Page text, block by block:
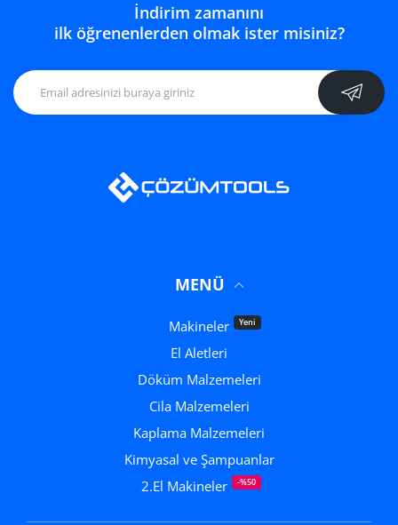
İndirim zamanını
ilk öğrenenlerden olmak ister misiniz?
MENÜ
Makineler Yeni
El Aletleri
Döküm Malzemeleri
Cila Malzemeleri
Kaplama Malzemeleri
Kimyasal ve Şampuanlar
2.El Makineler
-%50